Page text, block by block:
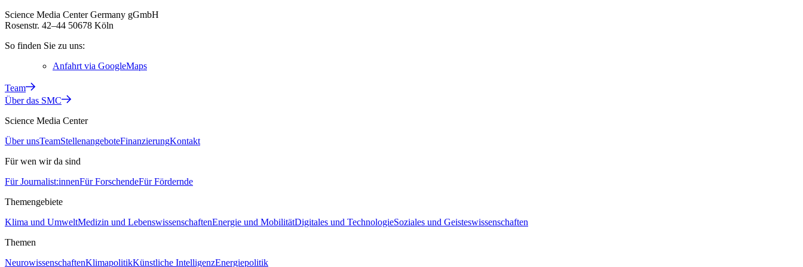
Science Media Center Germany gGmbH
Rosenstr. 42–44 50678 Köln
So finden Sie zu uns:
Anfahrt via GoogleMaps
Team
Über das SMC
Science Media Center
Über unsTeamStellenangeboteFinanzierungKontakt
Für wen wir da sind
Für Journalist:innenFür ForschendeFür Fördernde
Themengebiete
Klima und UmweltMedizin und LebenswissenschaftenEnergie und MobilitätDigitales und TechnologieSoziales und Geisteswissenschaften
Themen
NeurowissenschaftenKlimapolitikKünstliche IntelligenzEnergiepolitik